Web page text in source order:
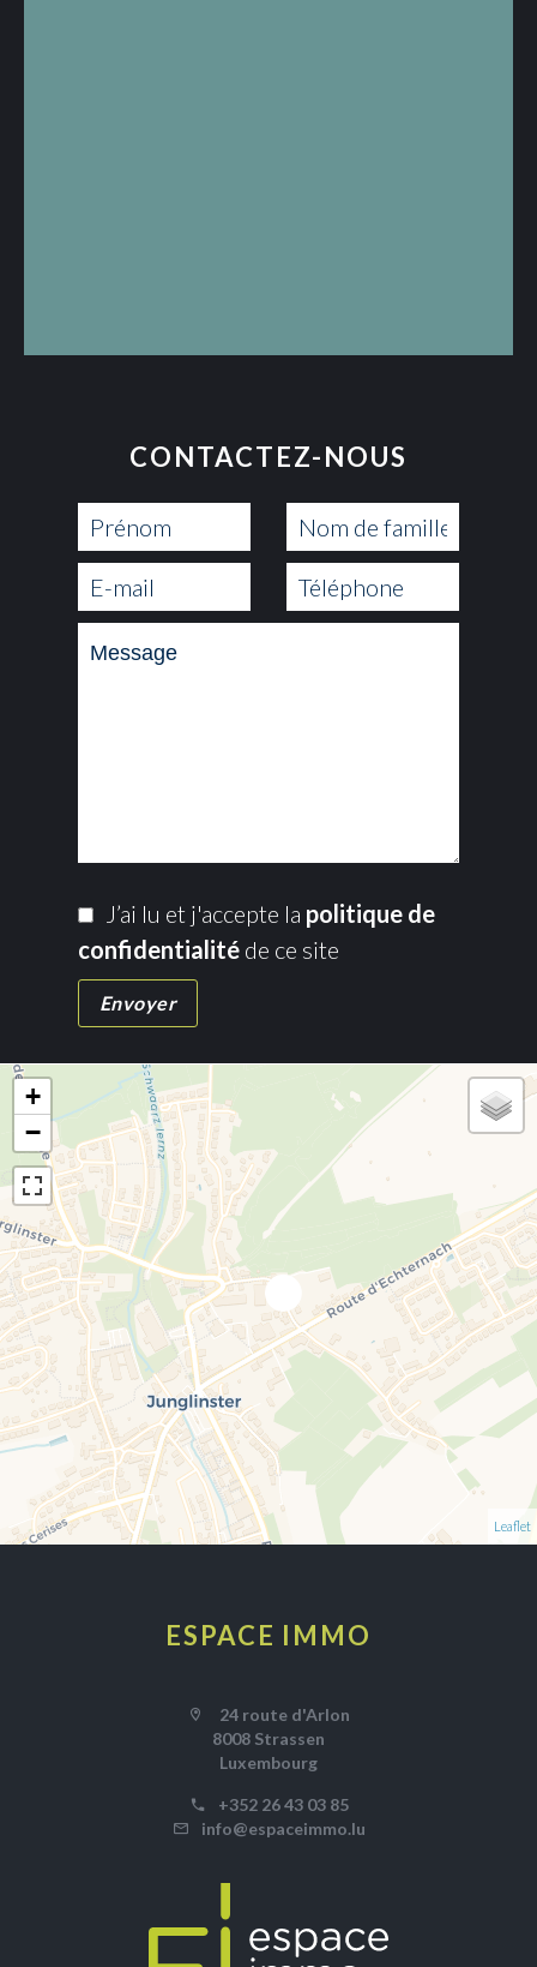
CONTACTEZ-NOUS
J’ai lu et j'accepte la politique de
confidentialité de ce site
Envoyer
+
−
Leaflet
ESPACE IMMO
24 route d'Arlon
8008 Strassen
Luxembourg
+352 26 43 03 85
info@espaceimmo.lu